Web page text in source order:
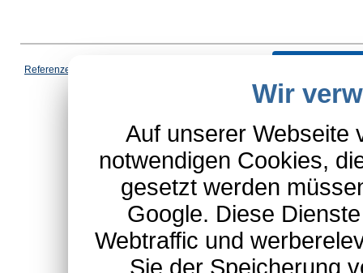
Referenzen
*Schulte-Hauptkatalog,
Wir
Auf unserer Webseite
notwendigen Cookies,
gesetzt werden
Google. Diese
Webtraffic und
Sie der Speicherung